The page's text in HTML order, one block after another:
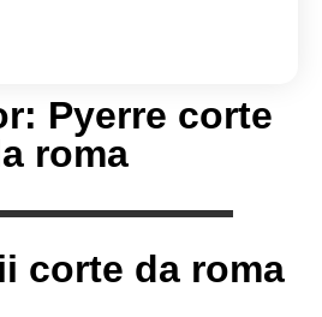
Pyerre corte
roma
corte da roma